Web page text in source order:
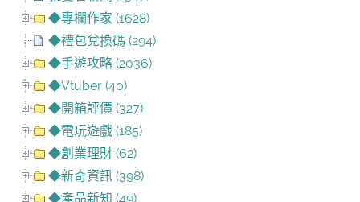
◆專欄作家 (1628)
◆禮包兌換碼 (294)
◆手遊攻略 (2036)
◆Vtuber (40)
◆開箱評價 (327)
◆電玩遊戲 (185)
◆創業理財 (62)
◆新奇資訊 (398)
◆產品新知 (49)